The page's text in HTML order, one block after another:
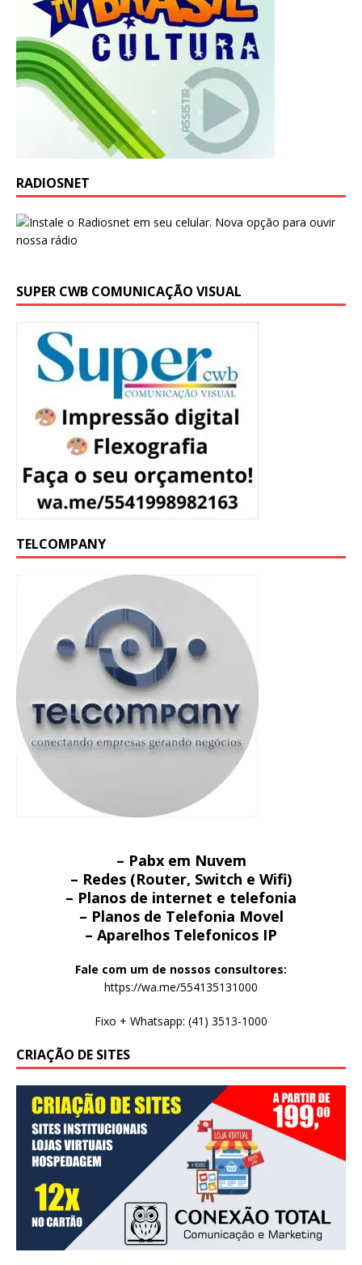
RADIOSNET
SUPER CWB COMUNICAÇÃO VISUAL
TELCOMPANY
– Pabx em Nuvem
– Redes (Router, Switch e Wifi)
– Planos de internet e telefonia
– Planos de Telefonia Movel
– Aparelhos Telefonicos IP
Fale com um de nossos consultores:
https://wa.me/554135131000
Fixo + Whatsapp: (41) 3513-1000
CRIAÇÃO DE SITES